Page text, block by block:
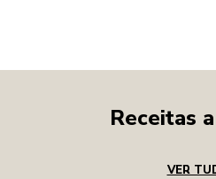
Receitas
VER